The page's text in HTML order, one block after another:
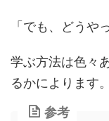
「でも、どうや
学ぶ方法は色々
るかによります。
参考